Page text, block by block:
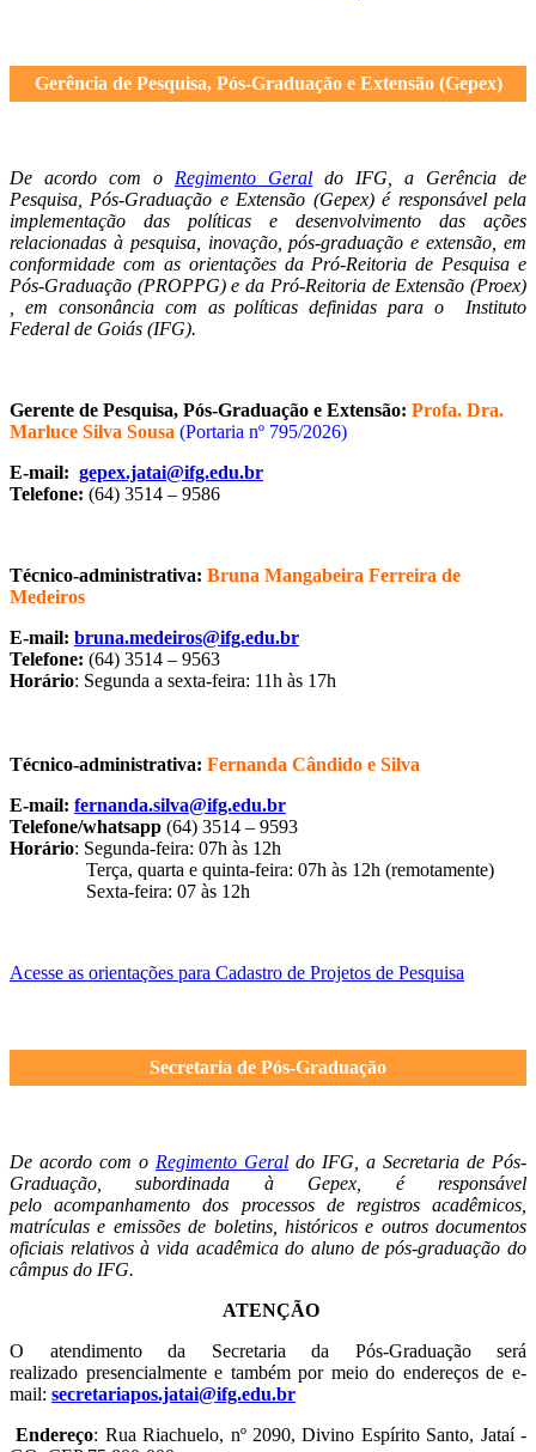
Gerência de Pesquisa, Pós-Graduação e Extensão (Gepex)
De acordo com o Regimento Geral do IFG, a Gerência de
Pesquisa, Pós-Graduação e Extensão (Gepex) é responsável pela
implementação das políticas e desenvolvimento das ações
relacionadas à pesquisa, inovação, pós-graduação e extensão, em
conformidade com as orientações da Pró-Reitoria de Pesquisa e
Pós-Graduação (PROPPG) e da Pró-Reitoria de Extensão (Proex)
, em consonância com as políticas definidas para o Instituto
Federal de Goiás (IFG).
Gerente de Pesquisa, Pós-Graduação e Extensão: Profa. Dra.
Marluce Silva Sousa (Portaria nº 795/2026)
E-mail: gepex.jatai@ifg.edu.br
Telefone: (64) 3514 – 9586
Técnico-administrativa: Bruna Mangabeira Ferreira de
Medeiros
E-mail: bruna.medeiros@ifg.edu.br
Telefone: (64) 3514 – 9563
Horário: Segunda a sexta-feira: 11h às 17h
Técnico-administrativa: Fernanda Cândido e Silva
E-mail: fernanda.silva@ifg.edu.br
Telefone/whatsapp (64) 3514 – 9593
Horário: Segunda-feira: 07h às 12h
Terça, quarta e quinta-feira: 07h às 12h (remotamente)
Sexta-feira: 07 às 12h
Acesse as orientações para Cadastro de Projetos de Pesquisa
Secretaria de Pós-Graduação
De acordo com o Regimento Geral do IFG, a Secretaria de Pós-
Graduação, subordinada à Gepex, é responsável
pelo acompanhamento dos processos de registros acadêmicos,
matrículas e emissões de boletins, históricos e outros documentos
oficiais relativos à vida acadêmica do aluno de pós-graduação do
câmpus do IFG.
ATENÇÃO
O atendimento da Secretaria da Pós-Graduação será
realizado presencialmente e também por meio do endereços de e-
mail: secretariapos.jatai@ifg.edu.br
Endereço: Rua Riachuelo, nº 2090, Divino Espírito Santo, Jataí -